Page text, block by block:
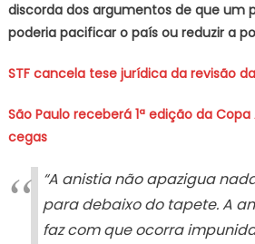
discorda dos argumentos de que um
poderia pacificar o país ou reduzir a
STF cancela tese jurídica da revisão
São Paulo receberá 1ª edição da
cegas
“A anistia não apazigua
para debaixo do tapete. A
faz com que ocorra